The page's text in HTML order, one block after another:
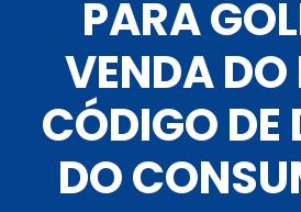
PARA
VENDA
CÓDIGO DE
DO